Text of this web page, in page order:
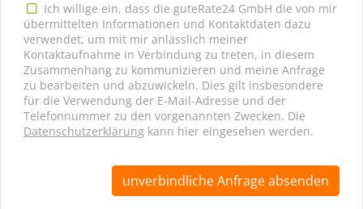
Ich willige ein, dass die guteRate24 GmbH die von mir
übermittelten Informationen und Kontaktdaten dazu
verwendet, um mit mir anlässlich meiner
Kontaktaufnahme in Verbindung zu treten, in diesem
Zusammenhang zu kommunizieren und meine Anfrage
zu bearbeiten und abzuwickeln. Dies gilt insbesondere
für die Verwendung der E-Mail-Adresse und der
Telefonnummer zu den vorgenannten Zwecken. Die
Datenschutzerklärung kann hier eingesehen werden.
unverbindliche Anfrage absenden